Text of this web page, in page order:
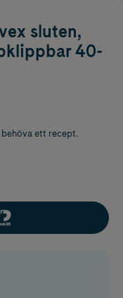
sluten,
40-
behöva ett recept.